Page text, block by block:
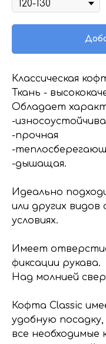
Классическая
Ткань -
Обладает
-
-прочная
-
-дышащая.
Идеально
или других
условиях.
Имеет
фиксации рукава.
Над молнией
Кофта Classic
удобную
все необходимые